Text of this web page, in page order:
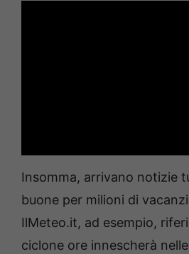
Insomma, arrivano notizie
buone per milioni di
IlMeteo.it, ad esempio,
ciclone ore innescherà